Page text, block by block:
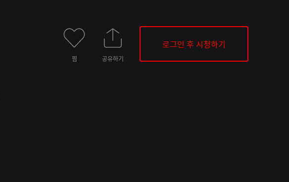
찜 공유하기
로그인 후 시청하기